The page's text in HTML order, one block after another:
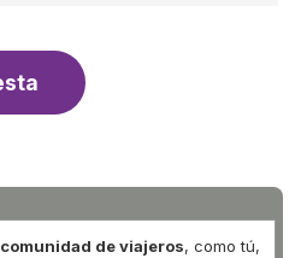
comunidad de viajeros, como tú,